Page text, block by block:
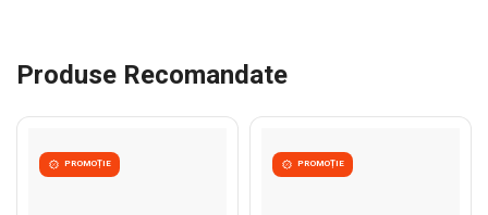
Produse Recomandate
PROMOȚIE PROMOȚIE